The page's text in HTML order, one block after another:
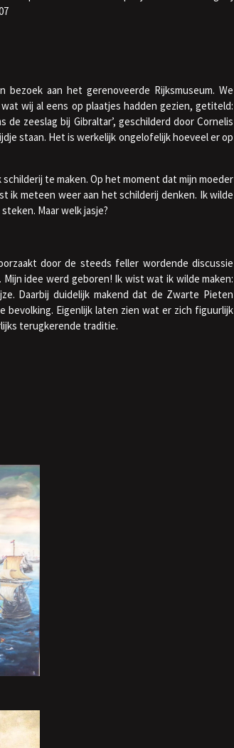
aan het gerenoveerde Rijksmuseum. We
wij al eens op plaatjes hadden gezien, getiteld:
zeeslag bij Gibraltar’, geschilderd door Cornelis
staan. Het is werkelijk ongelofelijk hoeveel er op
te maken. Op het moment dat mijn moeder
ik meteen weer aan het schilderij denken. Ik wilde
Maar welk jasje?
door de steeds feller wordende discussie
idee werd geboren! Ik wist wat ik wilde maken:
Daarbij duidelijk makend dat de Zwarte Pieten
bevolking. Eigenlijk laten zien wat er zich figuurlijk
terugkerende traditie.